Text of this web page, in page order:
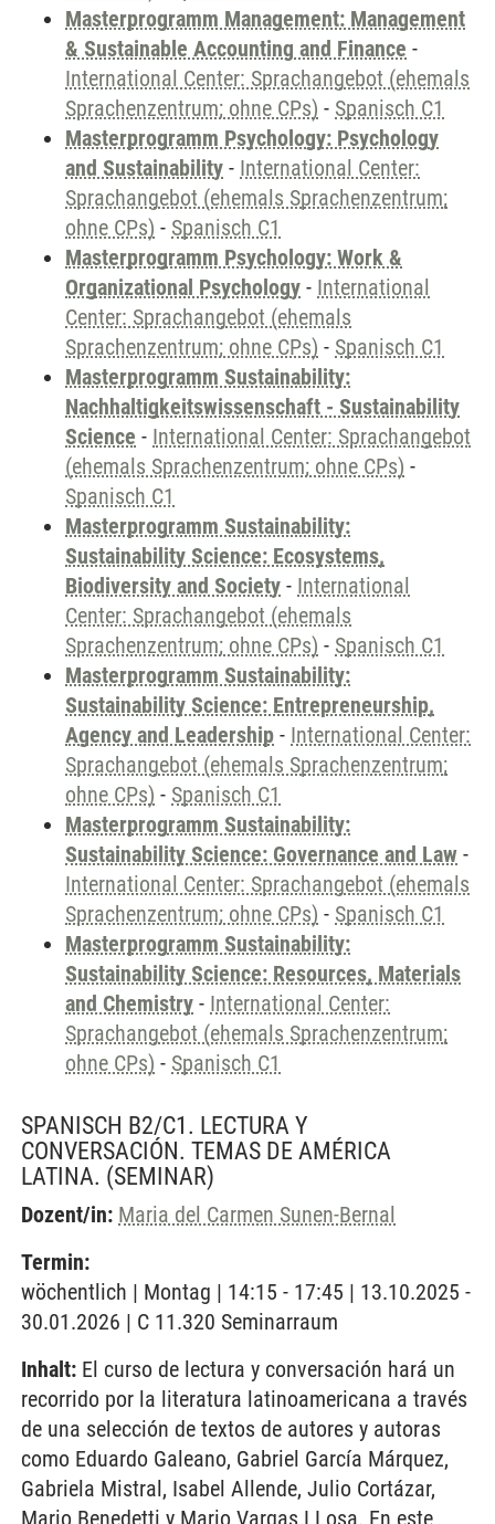
Masterprogramm Management: Management
& Sustainable Accounting and Finance -
International Center: Sprachangebot (ehemals
Sprachenzentrum; ohne CPs) - Spanisch C1
Masterprogramm Psychology: Psychology
and Sustainability - International Center:
Sprachangebot (ehemals Sprachenzentrum;
ohne CPs) - Spanisch C1
Masterprogramm Psychology: Work &
Organizational Psychology - International
Center: Sprachangebot (ehemals
Sprachenzentrum; ohne CPs) - Spanisch C1
Masterprogramm Sustainability:
Nachhaltigkeitswissenschaft - Sustainability
Science - International Center: Sprachangebot
(ehemals Sprachenzentrum; ohne CPs) -
Spanisch C1
Masterprogramm Sustainability:
Sustainability Science: Ecosystems,
Biodiversity and Society - International
Center: Sprachangebot (ehemals
Sprachenzentrum; ohne CPs) - Spanisch C1
Masterprogramm Sustainability:
Sustainability Science: Entrepreneurship,
Agency and Leadership - International Center:
Sprachangebot (ehemals Sprachenzentrum;
ohne CPs) - Spanisch C1
Masterprogramm Sustainability:
Sustainability Science: Governance and Law -
International Center: Sprachangebot (ehemals
Sprachenzentrum; ohne CPs) - Spanisch C1
Masterprogramm Sustainability:
Sustainability Science: Resources, Materials
and Chemistry - International Center:
Sprachangebot (ehemals Sprachenzentrum;
ohne CPs) - Spanisch C1
SPANISCH B2/C1. LECTURA Y
CONVERSACIÓN. TEMAS DE AMÉRICA
LATINA. (SEMINAR)
Dozent/in: Maria del Carmen Sunen-Bernal
Termin:
wöchentlich | Montag | 14:15 - 17:45 | 13.10.2025 -
30.01.2026 | C 11.320 Seminarraum
Inhalt: El curso de lectura y conversación hará un
recorrido por la literatura latinoamericana a través
de una selección de textos de autores y autoras
como Eduardo Galeano, Gabriel García Márquez,
Gabriela Mistral, Isabel Allende, Julio Cortázar,
Mario Benedetti y Mario Vargas LLosa. En este